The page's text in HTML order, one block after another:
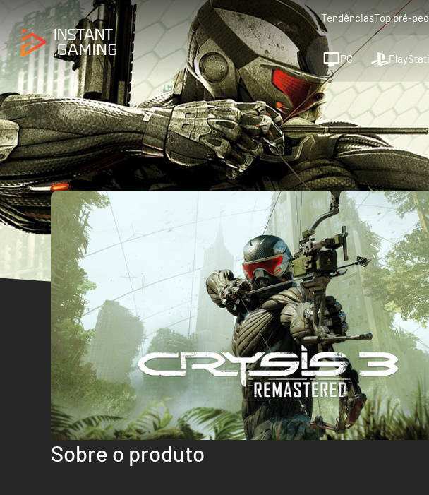
TendênciasTop pré-
PC
Sobre o produto